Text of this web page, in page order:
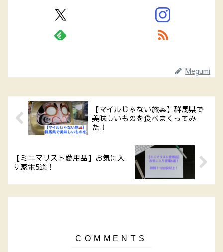
Megumi
【マイルじゃない旅🚗】群馬県で
美味しいものを食べまくってみ
た！
【ミニマリスト愛用品】お気に入
り家電5選！